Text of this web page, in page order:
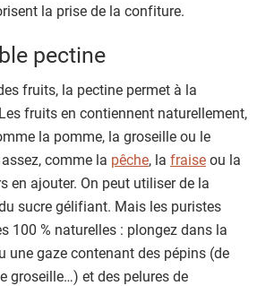
la prise de la confiture.
pectine
fruits, la pectine permet à la
fruits en contiennent naturellement,
la pomme, la groseille ou le
comme la pêche, la fraiseou la
en ajouter. On peut utiliser de la
sucre gélifiant. Mais les puristes
100 % naturelles : plongez dans la
une gaze contenant des pépins (de
groseille…) et des pelures de